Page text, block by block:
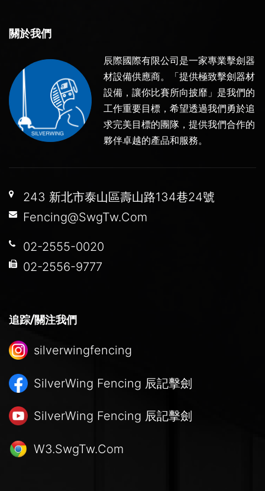
關於我們
辰際國際有限公司是一家專業擊劍器
材設備供應商。「提供極致擊劍器材
設備，讓你比賽所向披靡」是我們的
工作重要目標，希望透過我們勇於追
求完美目標的團隊，提供我們合作的
夥伴卓越的產品和服務。
243 新北市泰山區壽山路134巷24號
Fencing@SwgTw.Com
02-2555-0020
02-2556-9777
追踪/關注我們
silverwingfencing
SilverWing Fencing 辰記擊劍
SilverWing Fencing 辰記擊劍
W3.SwgTw.Com